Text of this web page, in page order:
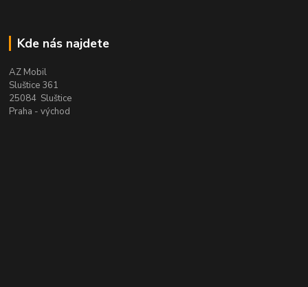
Kde nás najdete
AZ Mobil
Sluštice 361
25084 Sluštice
Praha - východ